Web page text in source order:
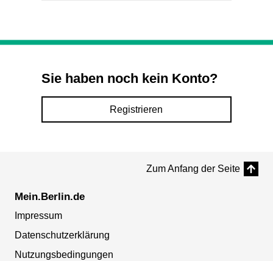
Sie haben noch kein Konto?
Registrieren
Zum Anfang der Seite
Mein.Berlin.de
Impressum
Datenschutzerklärung
Nutzungsbedingungen